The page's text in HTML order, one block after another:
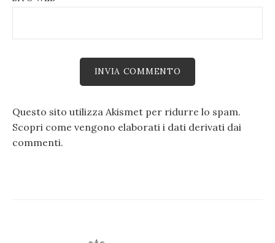
Questo sito utilizza Akismet per ridurre lo spam.
Scopri come vengono elaborati i dati derivati dai
commenti.